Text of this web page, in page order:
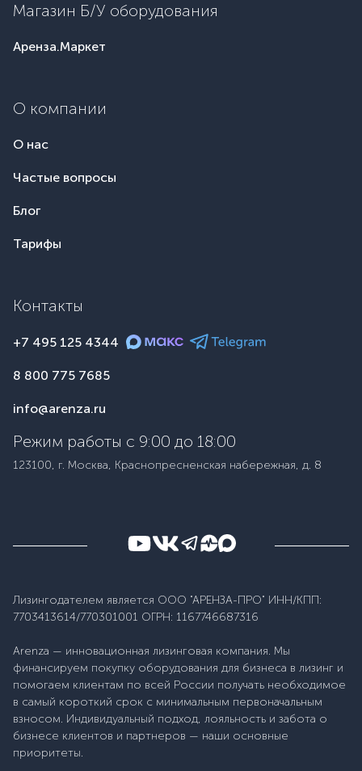
Магазин Б/У оборудования
Аренза.Маркет
О компании
О нас
Частые вопросы
Блог
Тарифы
Контакты
+7 495 125 4344
8 800 775 7685
info@arenza.ru
Режим работы с 9:00 до 18:00
123100, г. Москва, Краснопресненская набережная, д. 8
Лизингодателем является ООО "АРЕНЗА-ПРО" ИНН/КПП:
7703413614/770301001 ОГРН: 1167746687316
Arenza — инновационная лизинговая компания. Мы
финансируем покупку оборудования для бизнеса в лизинг и
помогаем клиентам по всей России получать необходимое
в самый короткий срок с минимальным первоначальным
взносом. Индивидуальный подход, лояльность и забота о
бизнесе клиентов и партнеров — наши основные
приоритеты.